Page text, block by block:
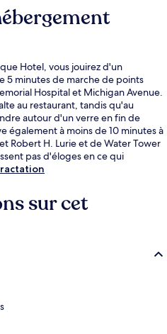
Hotel, vous jouirez d'un
5 minutes de marche de points
Hospital et Michigan Avenue.
au restaurant, tandis qu'au
autour d'un verre en fin de
également à moins de 10 minutes à
Robert H. Lurie et de Water Tower
pas d'éloges en ce qui
l'emplacement. Les transports
à 11 min.
sur cet